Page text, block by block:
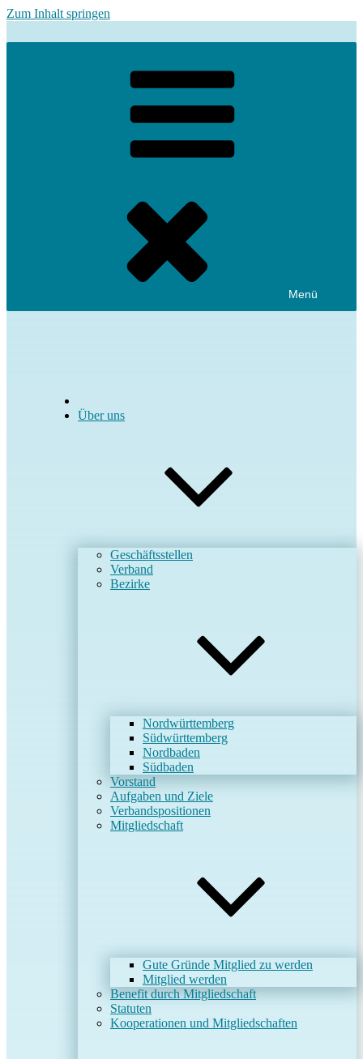
Zum Inhalt springen
Menü
Über uns
Geschäftsstellen
Verband
Bezirke
Nordwürttemberg
Südwürttemberg
Nordbaden
Südbaden
Vorstand
Aufgaben und Ziele
Verbandspositionen
Mitgliedschaft
Gute Gründe Mitglied zu werden
Mitglied werden
Benefit durch Mitgliedschaft
Statuten
Kooperationen und Mitgliedschaften